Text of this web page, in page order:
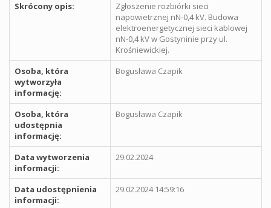
Skrócony opis:
Zgłoszenie rozbiórki sieci
napowietrznej nN-0,4 kV. Budowa
elektroenergetycznej sieci kablowej
nN-0,4 kV w Gostyninie przy ul.
Krośniewickiej.
Osoba, która
wytworzyła
informację:
Bogusława Czapik
Osoba, która
udostępnia
informację:
Bogusława Czapik
Data wytworzenia
informacji:
29.02.2024
Data udostępnienia
informacji:
29.02.2024 14:59:16